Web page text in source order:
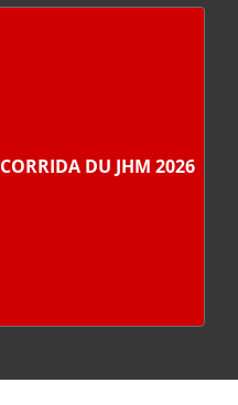
CORRIDA DU JHM 2026